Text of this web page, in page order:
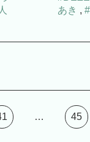
あき ,
… 45